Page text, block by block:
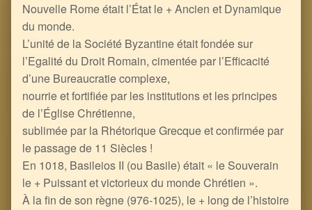
Nouvelle Rome était l’État le + Ancien et Dynamique
du monde.
L’unité de la Société Byzantine était fondée sur
l’Egalité du Droit Romain, cimentée par l’Efficacité
d’une Bureaucratie complexe,
nourrie et fortifiée par les institutions et les principes
de l’Église Chrétienne,
sublimée par la Rhétorique Grecque et confirmée par
le passage de 11 Siècles !
En 1018, Basileios II (ou Basile) était « le Souverain
le + Puissant et victorieux du monde Chrétien ».
À la fin de son règne (976-1025), le + long de l’histoire